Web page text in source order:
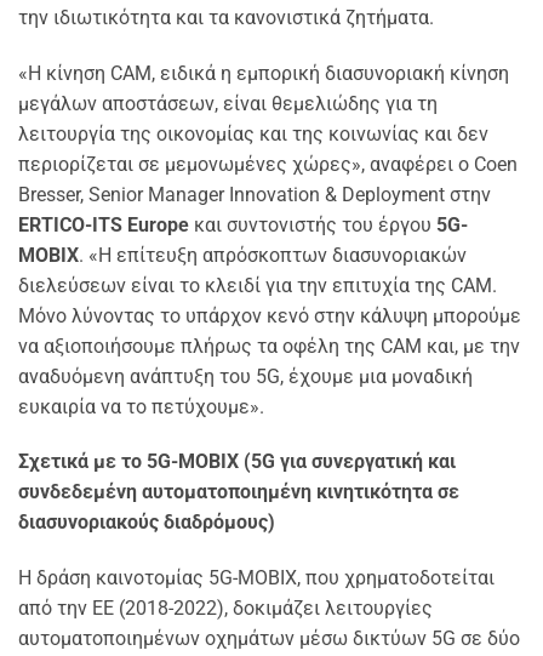
την ιδιωτικότητα και τα κανονιστικά ζητήματα.
«Η κίνηση CAM, ειδικά η εμπορική διασυνοριακή κίνηση
μεγάλων αποστάσεων, είναι θεμελιώδης για τη
λειτουργία της οικονομίας και της κοινωνίας και δεν
περιορίζεται σε μεμονωμένες χώρες», αναφέρει ο Coen
Bresser, Senior Manager Innovation & Deployment στην
ERTICO-ITS Europe και συντονιστής του έργου 5G-
MOBIX. «Η επίτευξη απρόσκοπτων διασυνοριακών
διελεύσεων είναι το κλειδί για την επιτυχία της CAM.
Μόνο λύνοντας το υπάρχον κενό στην κάλυψη μπορούμε
να αξιοποιήσουμε πλήρως τα οφέλη της CAM και, με την
αναδυόμενη ανάπτυξη του 5G, έχουμε μια μοναδική
ευκαιρία να το πετύχουμε».
Σχετικά με το 5G-MOBIX (5G για συνεργατική και
συνδεδεμένη αυτοματοποιημένη κινητικότητα σε
διασυνοριακούς διαδρόμους)
Η δράση καινοτομίας 5G-MOBIX, που χρηματοδοτείται
από την ΕΕ (2018-2022), δοκιμάζει λειτουργίες
αυτοματοποιημένων οχημάτων μέσω δικτύων 5G σε δύο